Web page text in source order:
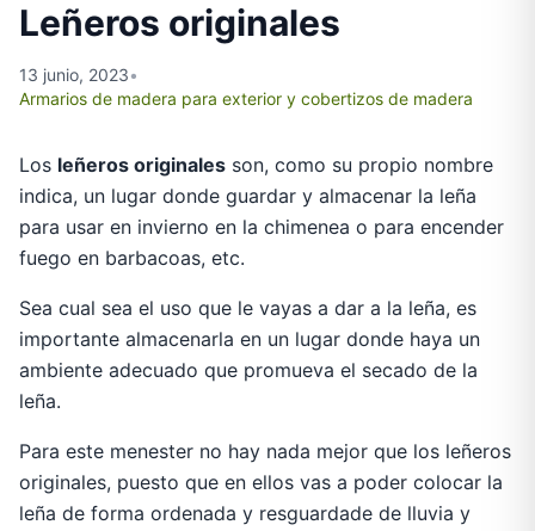
Leñeros originales
13 junio, 2023•
Armarios de madera para exterior y cobertizos de madera
Los leñeros originales son, como su propio nombre
indica, un lugar donde guardar y almacenar la leña
para usar en invierno en la chimenea o para encender
fuego en barbacoas, etc.
Sea cual sea el uso que le vayas a dar a la leña, es
importante almacenarla en un lugar donde haya un
ambiente adecuado que promueva el secado de la
leña.
Para este menester no hay nada mejor que los leñeros
originales, puesto que en ellos vas a poder colocar la
leña de forma ordenada y resguardade de lluvia y